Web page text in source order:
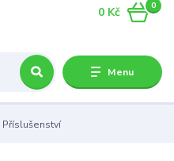
Menu
0
0 Kč
Příslušenství